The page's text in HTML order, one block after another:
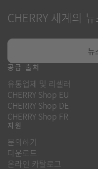
CHERRY 세계의
뉴
공급 출처
유통업체 및 리셀러
CHERRY Shop EU
CHERRY Shop DE
CHERRY Shop FR
지원
문의하기
다운로드
온라인 카탈로그